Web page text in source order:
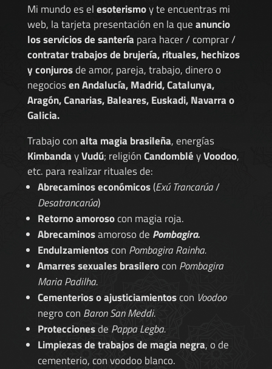
Mi mundo es elesoterismoy te encuentras mi
web, la tarjeta presentación en la queanuncio
los servicios de santería para hacer / comprar /
contratar trabajos de brujería, rituales, hechizos
y conjurosde amor, pareja, trabajo, dinero o
negociosen Andalucía, Madrid, Catalunya,
Aragón, Canarias, Baleares, Euskadi, Navarra o
Galicia.
Trabajo conalta magia brasileña, energías
KimbandayVudú; religiónCandombléyVoodoo,
etc. para realizar rituales de:
Abrecaminos económicos(Exú Trancarúa/
Desatrancarúa)
Retorno amorosocon magia roja.
Abrecaminosamoroso de Pombagira.
Endulzamientoscon Pombagira Rainha.
Amarres sexuales brasilerocon Pombagira
Maria Padilha.
Cementerios o ajusticiamientoscon Voodoo
negro con Baron San Meddi.
Proteccionesde Pappa Legba.
Limpiezas de trabajos de magia negra, o de
cementerio, con voodoo blanco.